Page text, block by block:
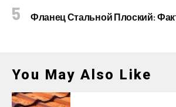
Фланец Стальной Плоский:
You May Also Like